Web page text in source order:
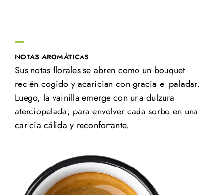
NOTAS AROMÁTICAS
Sus notas florales se abren como un bouquet
recién cogido y acarician con gracia el paladar.
Luego, la vainilla emerge con una dulzura
aterciopelada, para envolver cada sorbo en una
caricia cálida y reconfortante.